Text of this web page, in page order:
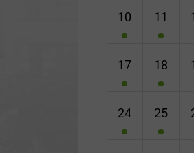
10 11
17 18
24 25